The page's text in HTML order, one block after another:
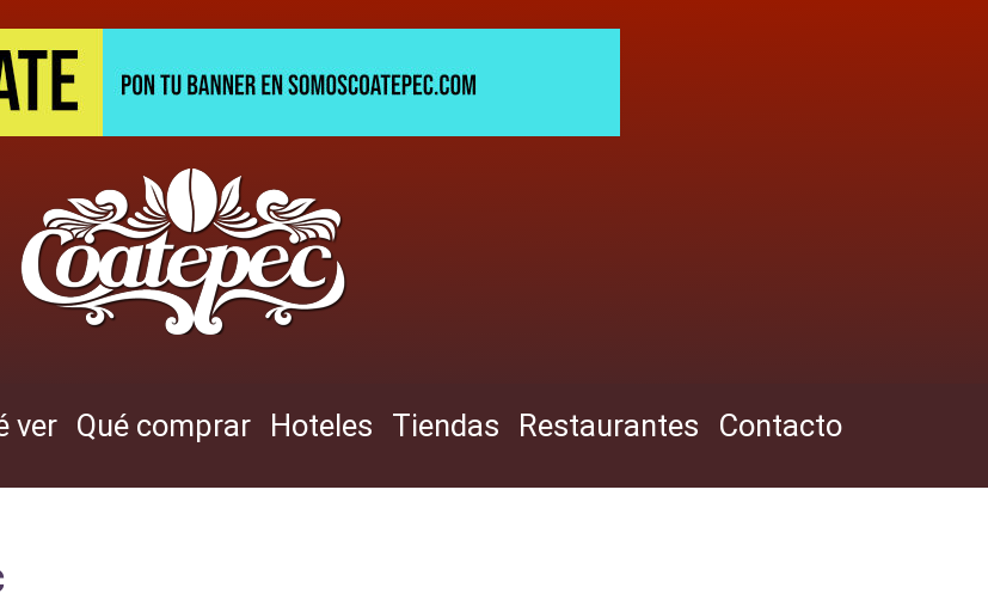
ver Qué comprar Hoteles Tiendas Restaurantes Contacto